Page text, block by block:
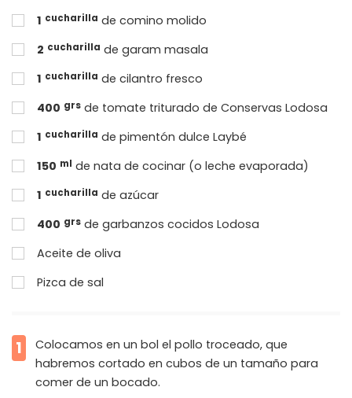
1 cucharilla de comino molido
2 cucharilla de garam masala
1 cucharilla de cilantro fresco
400 grs de tomate triturado de Conservas Lodosa
1 cucharilla de pimentón dulce Laybé
150 ml de nata de cocinar (o leche evaporada)
1 cucharilla de azúcar
400 grs de garbanzos cocidos Lodosa
Aceite de oliva
Pizca de sal
1
Colocamos en un bol el pollo troceado, que
habremos cortado en cubos de un tamaño para
comer de un bocado.